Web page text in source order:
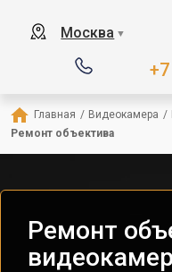
Москва ▼
Главная / Видеокамера /
Ремонт объектива
Ремонт